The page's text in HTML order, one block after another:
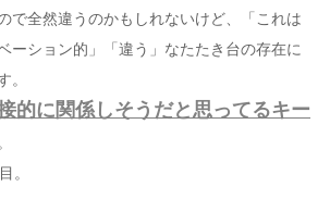
で全然違うのかもしれないけど、「これは
ーション的」「違う」なたたき台の存在に
。
的に関係しそうだと思ってるキー
。